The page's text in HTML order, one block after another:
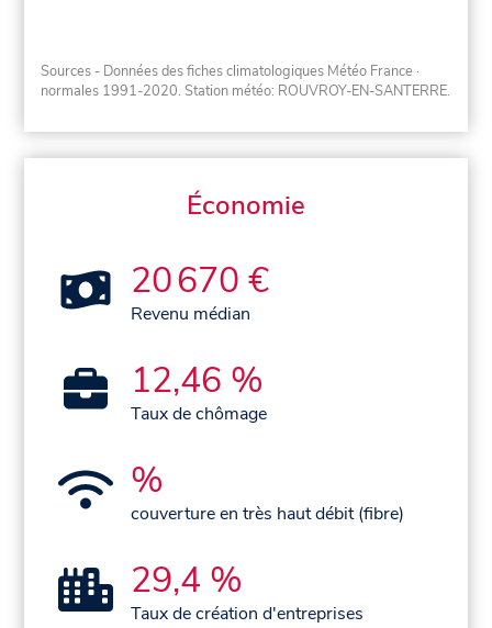
Sources - Données des fiches climatologiques Météo France ·
normales 1991-2020. Station météo: ROUVROY-EN-SANTERRE.
Économie
20 670 €
Revenu médian
12,46 %
Taux de chômage
%
couverture en très haut débit (fibre)
29,4 %
Taux de création d'entreprises